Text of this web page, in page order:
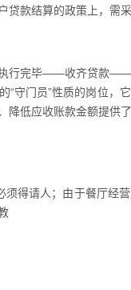
款结算的政策上，需采
执行完毕——收齐贷
守门员”性质的岗位，
低应收账款金额提供
得请人；由于餐厅经